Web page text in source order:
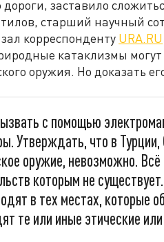
заставило
старший научный
корреспонденту URA.RU
катаклизмы
оружия. Но доказать
с помощью
Утверждать, что в
оружие, невозможно.
которым не
в тех местах, которые
те или иные этические